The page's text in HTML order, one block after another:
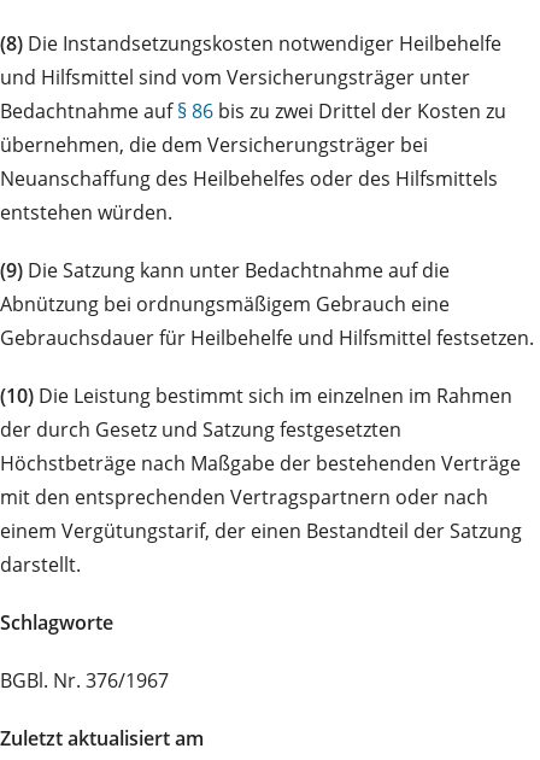
(8) Die Instandsetzungskosten notwendiger Heilbehelfe
und Hilfsmittel sind vom Versicherungsträger unter
Bedachtnahme auf§ 86 bis zu zwei Drittel der Kosten zu
übernehmen, die dem Versicherungsträger bei
Neuanschaffung des Heilbehelfes oder des Hilfsmittels
entstehen würden.
(9) Die Satzung kann unter Bedachtnahme auf die
Abnützung bei ordnungsmäßigem Gebrauch eine
Gebrauchsdauer für Heilbehelfe und Hilfsmittel festsetzen.
(10) Die Leistung bestimmt sich im einzelnen im Rahmen
der durch Gesetz und Satzung festgesetzten
Höchstbeträge nach Maßgabe der bestehenden Verträge
mit den entsprechenden Vertragspartnern oder nach
einem Vergütungstarif, der einen Bestandteil der Satzung
darstellt.
Schlagworte
BGBl. Nr. 376/1967
Zuletzt aktualisiert am